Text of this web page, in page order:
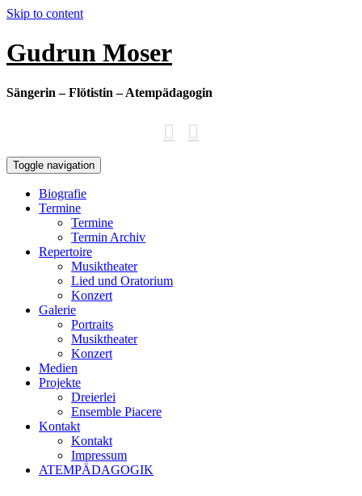
Skip to content
Gudrun Moser
Sängerin – Flötistin – Atempädagogin
Toggle navigation
Biografie
Termine
Termine
Termin Archiv
Repertoire
Musiktheater
Lied und Oratorium
Konzert
Galerie
Portraits
Musiktheater
Konzert
Medien
Projekte
Dreierlei
Ensemble Piacere
Kontakt
Kontakt
Impressum
ATEMPÄDAGOGIK